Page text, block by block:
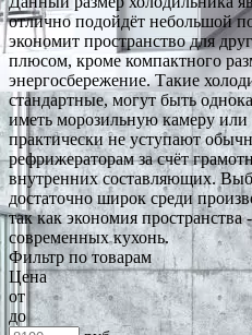
отлично подойдёт небольшой
экономит пространство для
плюсом, кроме компактного
энергосбережение. Такие
стандартные, могут быть
иметь морозильную камеру
практически не уступают
рефрижераторам за счёт
внутренних составляющих.
достаточно широк среди
так как экономия
современных кухонь.
Фильтр по товарам
Цена
от
до